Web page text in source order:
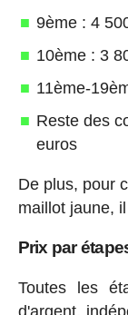
9ème : 4
10ème : 3
11ème-
Reste des
euros
De plus, pour
maillot jaune,
Prix par
Toutes les
d'argent,